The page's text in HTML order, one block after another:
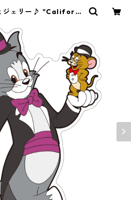
ジェリー♪ "Californi
ーツケース シール |
Y&market